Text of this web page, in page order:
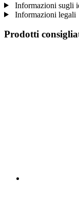
Informazioni sugli
Informazioni legali
Prodotti